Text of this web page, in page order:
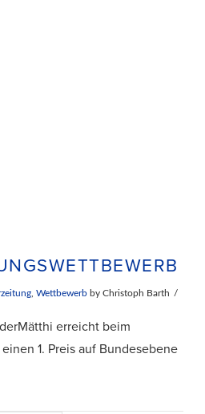
, Wettbewerbby Christoph Barth
erreicht beim
1. Preis auf Bundesebene